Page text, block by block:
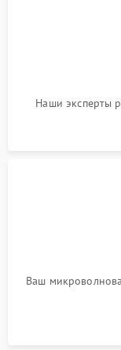
Наши эксперты
Ваш